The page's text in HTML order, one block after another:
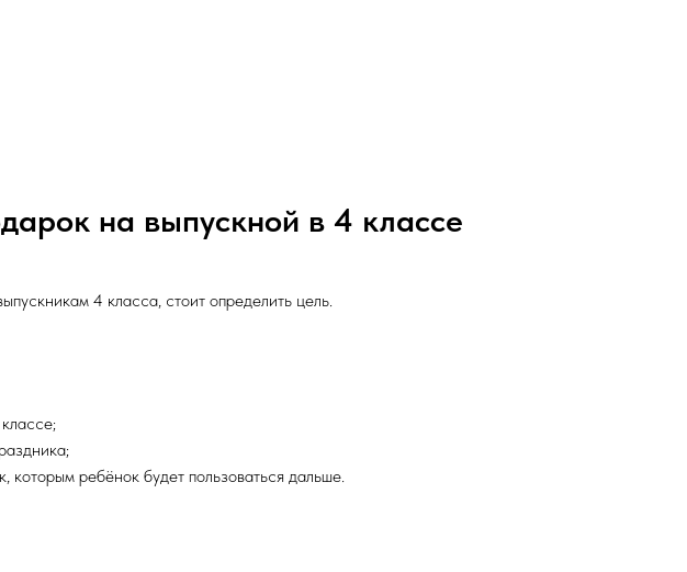
на выпускной в 4 классе
4 класса, стоит определить цель.
которым ребёнок будет пользоваться дальше.